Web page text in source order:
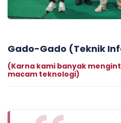
Gado-Gado (Teknik
(Karna kami banyak
macam teknologi)